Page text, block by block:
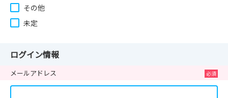
その他
未定
ログイン情報
メールアドレス